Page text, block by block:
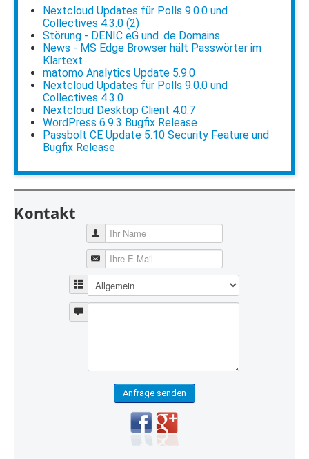
Nextcloud Updates für Polls 9.0.0 und
Collectives 4.3.0 (2)
Störung - DENIC eG und .de Domains
News - MS Edge Browser hält Passwörter im
Klartext
matomo Analytics Update 5.9.0
Nextcloud Updates für Polls 9.0.0 und
Collectives 4.3.0
Nextcloud Desktop Client 4.0.7
WordPress 6.9.3 Bugfix Release
Passbolt CE Update 5.10 Security Feature und
Bugfix Release
Kontakt
Anfrage senden